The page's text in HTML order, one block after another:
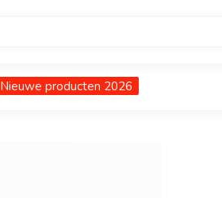
Nieuwe producten 2026